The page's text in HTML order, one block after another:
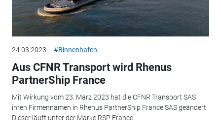
24.03.2023 #Binnenhafen
Aus CFNR Transport wird Rhenus
PartnerShip France
Mit Wirkung vom 23. März 2023 hat die CFNR Transport SAS
ihren Firmennamen in Rhenus PartnerShip France SAS geändert.
Dieser läuft unter der Marke RSP France.